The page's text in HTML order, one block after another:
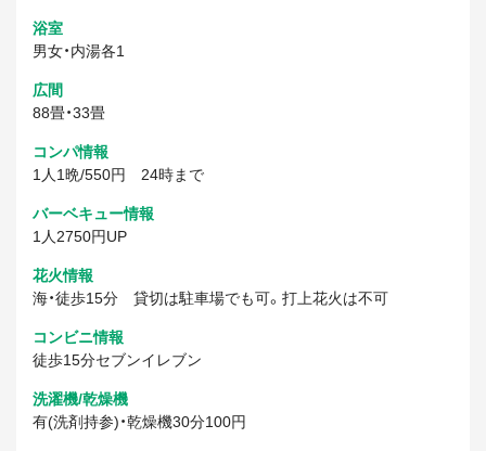
浴室
男女・内湯各1
広間
88畳・33畳
コンパ情報
1人1晩/550円 24時まで
バーベキュー情報
1人2750円UP
花火情報
海・徒歩15分 貸切は駐車場でも可。打上花火は不可
コンビニ情報
徒歩15分セブンイレブン
洗濯機/乾燥機
有(洗剤持参)・乾燥機30分100円